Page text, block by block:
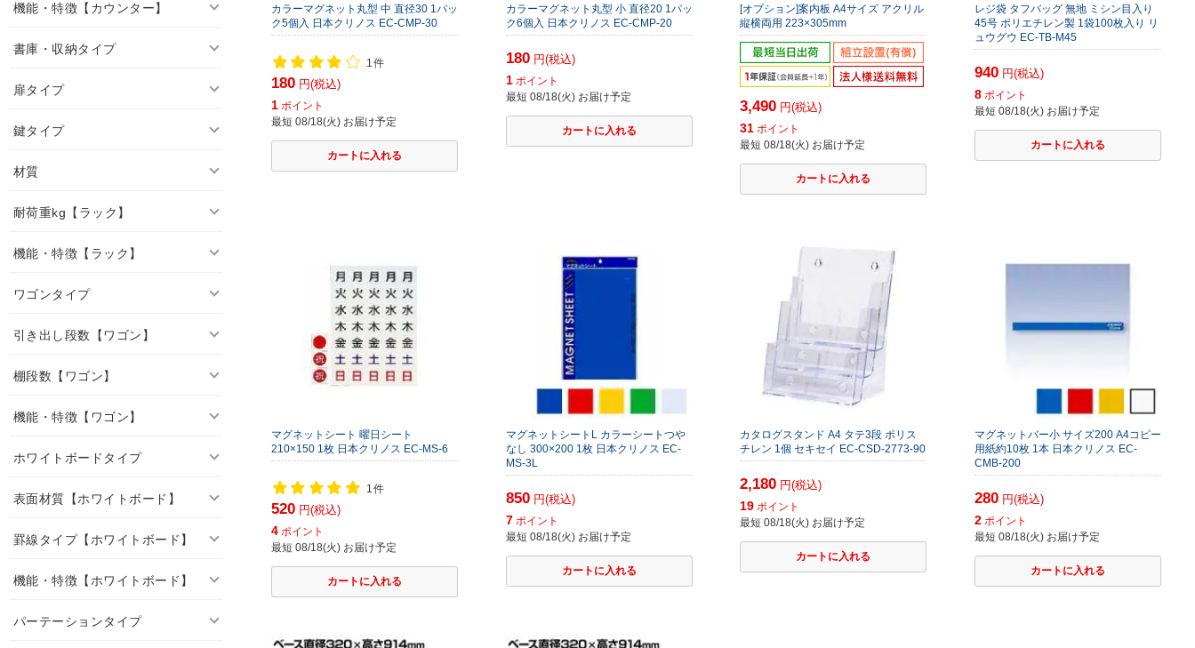
カラーマグネット丸型 中 直径30 1パッ
ク5個入 日本クリノス EC-CMP-30
1件
180 円(税込)
1 ポイント
最短 08/18(火) お届け予定
カラーマグネット丸型 小 直径20 1パッ
ク6個入 日本クリノス EC-CMP-20
180円(税込)
1 ポイント
最短 08/18(火) お届け予定
[オプション]案内板 A4サイズ アクリル
縦横両用 223×305mm
3,490 円(税込)
31 ポイント
最短 08/18(火) お届け予定
レジ袋 タフバッグ 無地 ミシン目入り
45号 ポリエチレン製 1袋100枚入り リ
ュウグウ EC-TB-M45
940円(税込)
8 ポイント
最短 08/18(火) お届け予定
マグネットシート 曜日シート
210×150 1枚 日本クリノス EC-MS-6
1件
520 円(税込)
4 ポイント
最短 08/18(火) お届け予定
マグネットシートL カラーシートつや
なし 300×200 1枚 日本クリノス EC-
MS-3L
850円(税込)
7 ポイント
最短 08/18(火) お届け予定
カタログスタンド A4 タテ3段 ポリス
チレン 1個 セキセイ EC-CSD-2773-90
2,180 円(税込)
19 ポイント
最短 08/18(火) お届け予定
マグネットバー小 サイズ200 A4コピー
用紙約10枚 1本 日本クリノス EC-
CMB-200
280円(税込)
2 ポイント
最短 08/18(火) お届け予定
機能・特徴【カウンター】
書庫・収納タイプ
扉タイプ
鍵タイプ
材質
耐荷重kg【ラック】
機能・特徴【ラック】
ワゴンタイプ
引き出し段数【ワゴン】
棚段数【ワゴン】
機能・特徴【ワゴン】
ホワイトボードタイプ
表面材質【ホワイトボード】
罫線タイプ【ホワイトボード】
機能・特徴【ホワイトボード】
パーテーションタイプ